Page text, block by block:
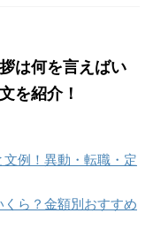
は何を言えばい
を紹介！
例！異動・転職・定
ら？金額別おすすめ